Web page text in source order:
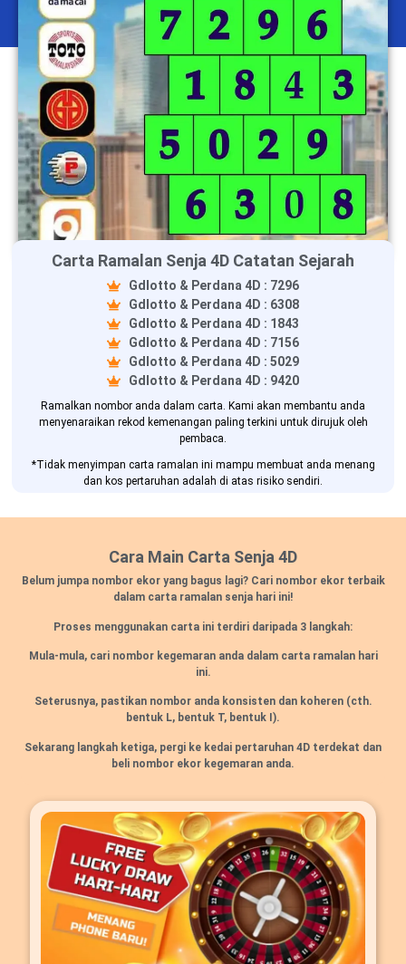
Carta Ramalan Senja 4D Catatan Sejarah
Gdlotto & Perdana 4D : 7296
Gdlotto & Perdana 4D : 6308
Gdlotto & Perdana 4D : 1843
Gdlotto & Perdana 4D : 7156
Gdlotto & Perdana 4D : 5029
Gdlotto & Perdana 4D : 9420
Ramalkan nombor anda dalam carta. Kami akan membantu anda
menyenaraikan rekod kemenangan paling terkini untuk dirujuk oleh
pembaca.
*Tidak menyimpan carta ramalan ini mampu membuat anda menang
dan kos pertaruhan adalah di atas risiko sendiri.
Cara Main Carta Senja 4D
Belum jumpa nombor ekor yang bagus lagi? Cari nombor ekor terbaik
dalam carta ramalan senja hari ini!
Proses menggunakan carta ini terdiri daripada 3 langkah:
Mula-mula, cari nombor kegemaran anda dalam carta ramalan hari
ini.
Seterusnya, pastikan nombor anda konsisten dan koheren (cth.
bentuk L, bentuk T, bentuk I).
Sekarang langkah ketiga, pergi ke kedai pertaruhan 4D terdekat dan
beli nombor ekor kegemaran anda.